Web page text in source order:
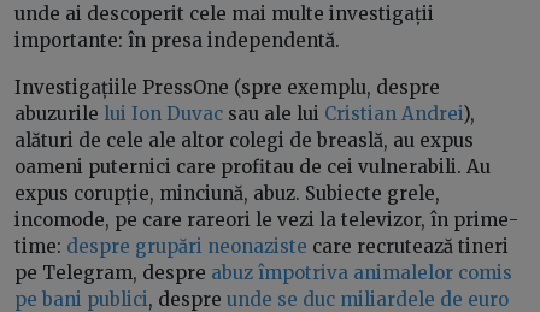
unde ai descoperit cele mai multe investigații
importante: în presa independentă.
Investigațiile PressOne (spre exemplu, despre
abuzurile lui Ion Duvac sau ale lui Cristian Andrei),
alături de cele ale altor colegi de breaslă, au expus
oameni puternici care profitau de cei vulnerabili. Au
expus corupție, minciună, abuz. Subiecte grele,
incomode, pe care rareori le vezi la televizor, în prime-
time: despre grupări neonaziste care recrutează tineri
pe Telegram, despre abuz împotriva animalelor comis
pe bani publici, despre unde se duc miliardele de euro